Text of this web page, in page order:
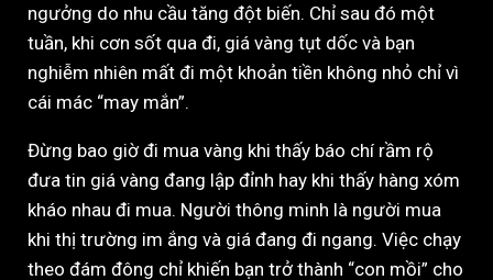
ngưởng do nhu cầu tăng đột biến. Chỉ sau đó một
tuần, khi cơn sốt qua đi, giá vàng tụt dốc và bạn
nghiễm nhiên mất đi một khoản tiền không nhỏ chỉ vì
cái mác “may mắn”.
Đừng bao giờ đi mua vàng khi thấy báo chí rầm rộ
đưa tin giá vàng đang lập đỉnh hay khi thấy hàng xóm
kháo nhau đi mua. Người thông minh là người mua
khi thị trường im ắng và giá đang đi ngang. Việc chạy
theo đám đông chỉ khiến bạn trở thành “con mồi” cho